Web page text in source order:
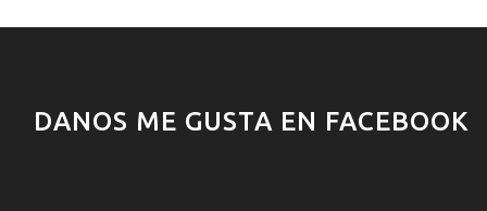
DANOS ME GUSTA EN FACEBOOK